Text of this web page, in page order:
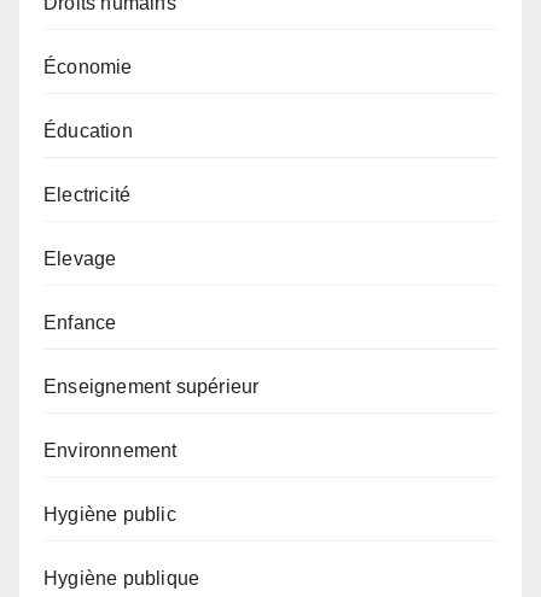
Économie
Éducation
Electricité
Elevage
Enfance
Enseignement supérieur
Environnement
Hygiène public
Hygiène publique